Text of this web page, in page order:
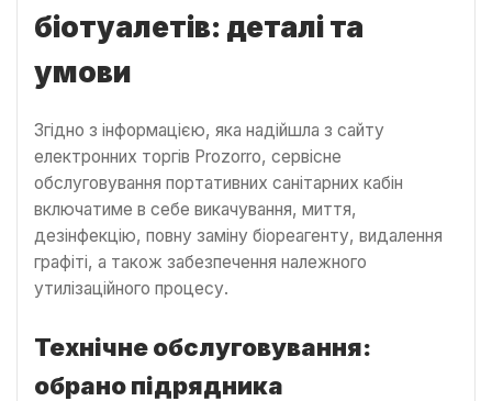
біотуалетів: деталі та
умови
Згідно з інформацією, яка надійшла з сайту
електронних торгів Prozorro, сервісне
обслуговування портативних санітарних кабін
включатиме в себе викачування, миття,
дезінфекцію, повну заміну біореагенту, видалення
графіті, а також забезпечення належного
утилізаційного процесу.
Технічне обслуговування:
обрано підрядника